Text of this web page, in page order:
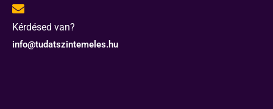
Kérdésed van?
info@tudatszintemeles.hu